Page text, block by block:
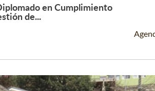
Leer Más +
en Cumplimiento
de...